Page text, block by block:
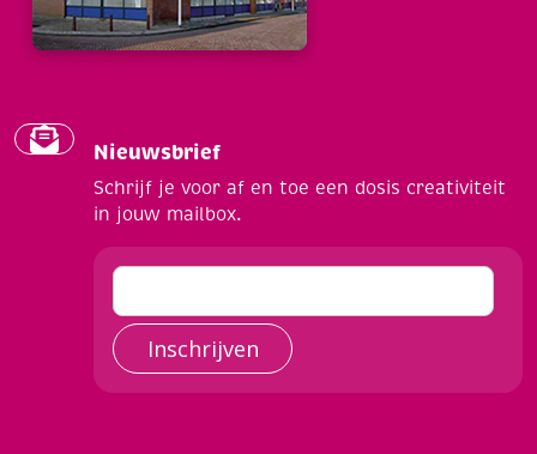
Nieuwsbrief
Schrijf je voor af en toe een dosis creativiteit
in jouw mailbox.
Inschrijven